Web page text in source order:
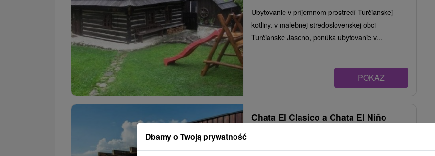
Ubytovanie v príjemnom prostredí Turčianskej
kotliny, v malebnej stredoslovenskej obci
Turčianske Jaseno, ponúka ubytovanie v...
POKAZ
Chata El Clasico a Chata El Niňo
Dbamy o Twoją prywatność